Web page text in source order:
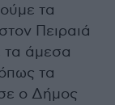
τα
Πειραιά
τα άμεσα
τα
ο Δήμος